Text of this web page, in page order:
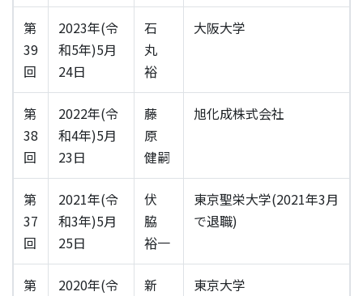
第
39
回
2023年(令
和5年)5月
24日
石
丸
裕
大阪大学
第
38
回
2022年(令
和4年)5月
23日
藤
原
健嗣
旭化成株式会社
第
37
回
2021年(令
和3年)5月
25日
伏
脇
裕一
東京聖栄大学(2021年3月
で退職)
第
2020年(令
新
東京大学